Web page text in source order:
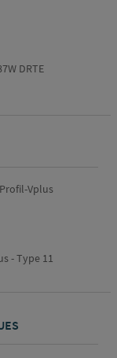
DRTE
Vplus
- Type 11